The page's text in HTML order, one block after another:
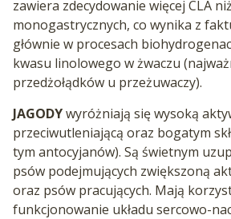
zawiera zdecydowanie więcej CLA
monogastrycznych, co wynika z
głównie w procesach
kwasu linolowego w żwaczu
przedżołądków u przeżuwaczy).
JAGODYwyróżniają się wysoką
przeciwutleniającą oraz bogatym
tym antocyjanów). Są świetnym
psów podejmujących zwiększoną
oraz psów pracujących. Mają
funkcjonowanie układu sercowo-